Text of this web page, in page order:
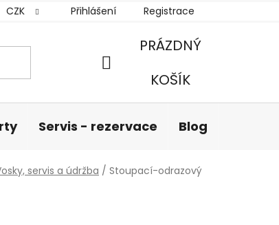
CZK Přihlášení Registrace
NÁKUPNÍ
PRÁZDNÝ
KOŠÍK
Servis - rezervace Blog
servis a údržba / Stoupací-odrazový